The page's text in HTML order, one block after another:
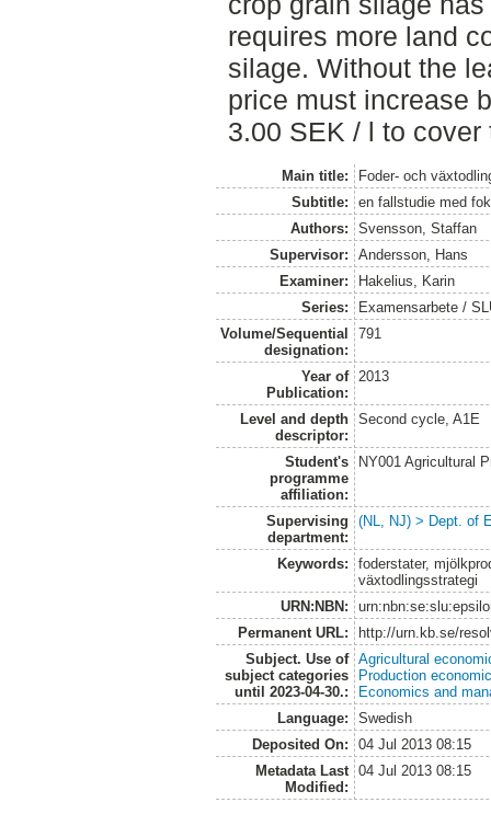
requires more land
silage. Without the
price must increase
3.00 SEK / l to cover
Main title:
Foder- och
Subtitle:
en fallstudie med
Authors:
Svensson, Staffan
Supervisor:
Andersson, Hans
Examiner:
Hakelius, Karin
Series:
Examensarbete /
Volume/Sequential
designation:
791
Year of
Publication:
2013
Level and depth
descriptor:
Second cycle, A1E
Student's
programme
affiliation:
NY001 Agricultural
Supervising
department:
(NL, NJ) > Dept. of
Keywords:
foderstater,
växtodlingsstrategi
URN:NBN:
Permanent URL:
http://urn.kb.se/
Subject. Use of
subject categories
until 2023-04-30.:
Agricultural
Production
Economics and
Language:
Swedish
Deposited On:
04 Jul 2013 08:15
Metadata Last
Modified:
04 Jul 2013 08:15